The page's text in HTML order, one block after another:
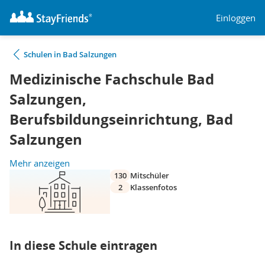
Einloggen
Schulen in Bad Salzungen
Medizinische Fachschule Bad
Salzungen,
Berufsbildungseinrichtung, Bad
Salzungen
Mehr anzeigen
130 Mitschüler
2
Klassenfotos
In diese Schule eintragen